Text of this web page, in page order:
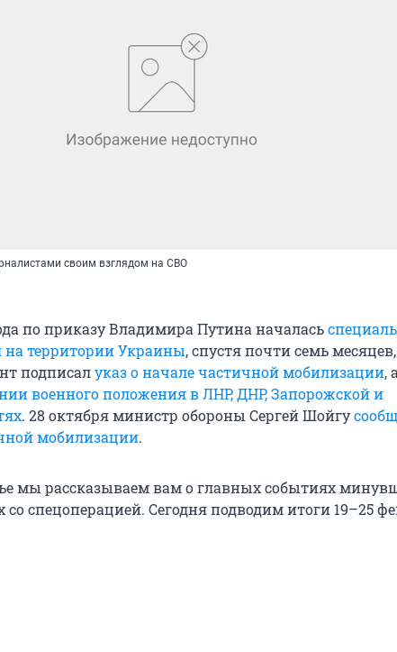
своим взглядом на СВО
по приказу Владимира Путина началась
на территории Украины, спустя почти семь месяцев,
подписалуказ о начале частичной мобилизации,
военного положения в ЛНР, ДНР, Запорожской и
. 28 октября министр обороны Сергей Шойгу
мобилизации.
мы рассказываем вам о главных событиях
со спецоперацией. Сегодня подводим итоги 19–25